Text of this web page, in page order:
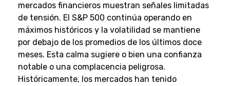
mercados financieros muestran señales limitadas
de tensión. El S&P 500 continúa operando en
máximos históricos y la volatilidad se mantiene
por debajo de los promedios de los últimos doce
meses. Esta calma sugiere o bien una confianza
notable o una complacencia peligrosa.
Históricamente, los mercados han tenido